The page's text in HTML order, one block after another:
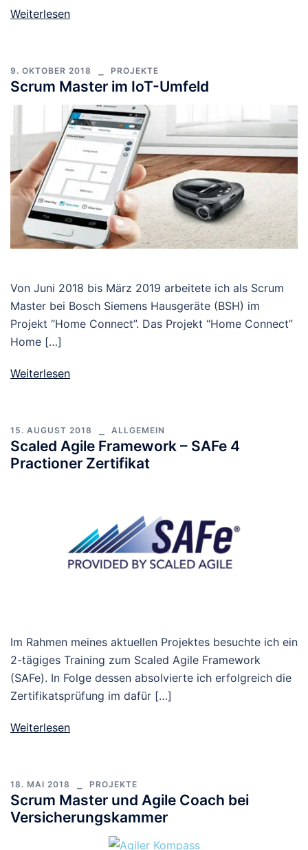
Weiterlesen
9. OKTOBER 2018 PROJEKTE
Scrum Master im IoT-Umfeld
Von Juni 2018 bis März 2019 arbeitete ich als Scrum
Master bei Bosch Siemens Hausgeräte (BSH) im
Projekt “Home Connect”. Das Projekt “Home Connect”
Home […]
Weiterlesen
15. AUGUST 2018 ALLGEMEIN
Scaled Agile Framework – SAFe 4
Practioner Zertifikat
Im Rahmen meines aktuellen Projektes besuchte ich ein
2-tägiges Training zum Scaled Agile Framework
(SAFe). In Folge dessen absolvierte ich erfolgreich die
Zertifikatsprüfung im dafür […]
Weiterlesen
18. MAI 2018 PROJEKTE
Scrum Master und Agile Coach bei
Versicherungskammer